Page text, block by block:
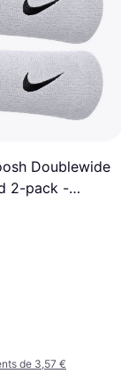
Doublewide
2-pack -
de 3,57 €